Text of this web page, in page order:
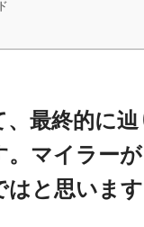
最終的に
マイラー
と思います